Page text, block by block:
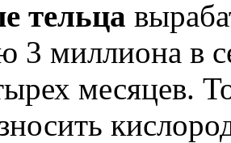
тельца
3 миллиона в
месяцев.